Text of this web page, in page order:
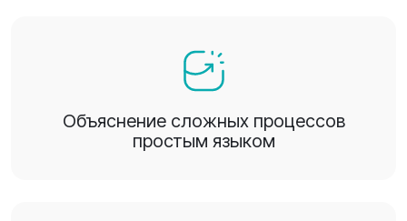
Объяснение сложных процессов
простым языком